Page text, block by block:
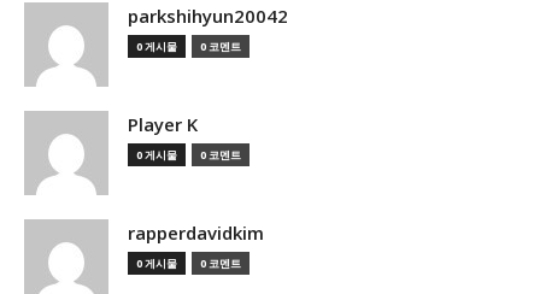
parkshihyun20042
0 게시물 0 코멘트
Player K
0 게시물 0 코멘트
rapperdavidkim
0 게시물 0 코멘트